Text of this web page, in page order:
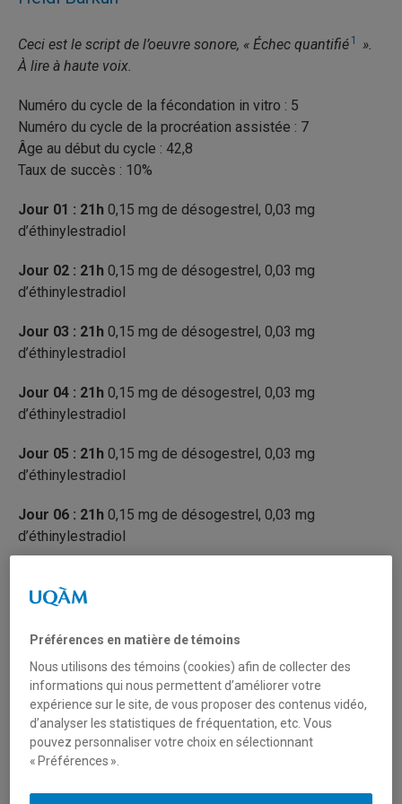
Ceci est le script de l’oeuvre sonore, « Échec quantifié 1
».
À lire à haute voix.
Numéro du cycle de la fécondation in vitro : 5
Numéro du cycle de la procréation assistée : 7
Âge au début du cycle : 42,8
Taux de succès : 10%
Jour 01 : 21h 0,15 mg de désogestrel, 0,03 mg
d’éthinylestradiol
Jour 02 : 21h 0,15 mg de désogestrel, 0,03 mg
d’éthinylestradiol
Jour 03 : 21h 0,15 mg de désogestrel, 0,03 mg
d’éthinylestradiol
Jour 04 : 21h 0,15 mg de désogestrel, 0,03 mg
d’éthinylestradiol
Jour 05 : 21h 0,15 mg de désogestrel, 0,03 mg
d’éthinylestradiol
Jour 06 : 21h 0,15 mg de désogestrel, 0,03 mg
d’éthinylestradiol
d’éthinylestradiol
Jour 08 : 21h 0,15 mg de désogestrel, 0,03 mg
d’éthinylestradiol
Jour 09 : 21h
0,15 mg de désogestrel, 0,03 mg
d’éthinylestradiol
Jour 10 : 21h0,15 mg de désogestrel, 0,03 mg
Préférences en matière de témoins
Nous utilisons des témoins (cookies) afin de collecter des
informations qui nous permettent d’améliorer votre
expérience sur le site, de vous proposer des contenus vidéo,
d’analyser les statistiques de fréquentation, etc. Vous
pouvez personnaliser votre choix en sélectionnant
« Préférences ».